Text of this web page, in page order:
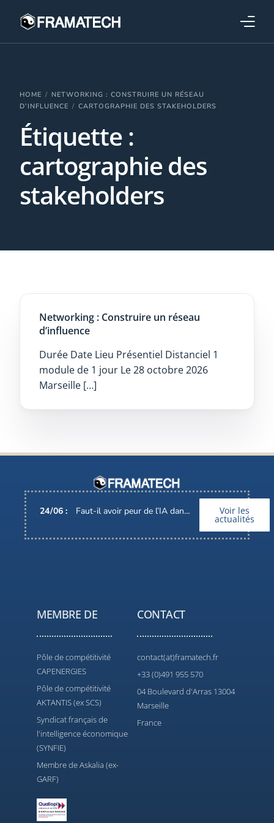
HOME
NETWORKING : CONSTRUIRE UN RÉSEAU
D’INFLUENCE
CARTOGRAPHIE DES STAKEHOLDERS
Étiquette :
cartographie des
stakeholders
Networking : Construire un réseau
d’influence
Durée Date Lieu Présentiel Distanciel 1
module de 1 jour Le 28 octobre 2026
Marseille […]
24/06 : Faut-il avoir peur de l’IA dans nos métiers ? Voir les
actualités
MEMBRE DE
Pôle de compétitivité
CAPENERGIES
Pôle de compétitivité
AKTANTIS (ex SCS)
Syndicat français de
l'intelligence économique
(SYNFIE)
Membre de Askalia (ex-
GARF)
CONTACT
contact(at)framatech.fr
+33 (0)491 955 570
04 Boulevard d'Arras 13004
Marseille
France
Formations
Performance électronique
Stratégies industrielles